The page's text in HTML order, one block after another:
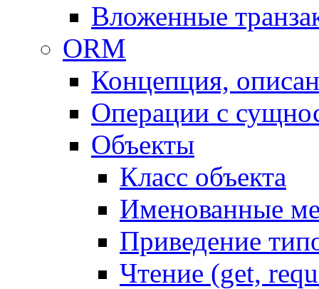
Вложенные
ORM
Концепция,
Операции с
Объекты
Класс объекта
Именованные
Приведение
Чтение (get,